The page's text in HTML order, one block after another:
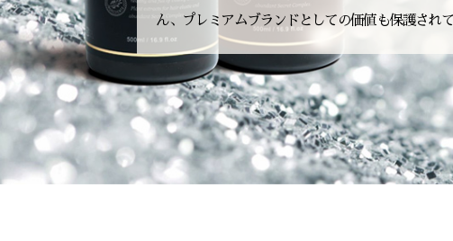
ん、プレミアムブランドとしての価値も保護されて